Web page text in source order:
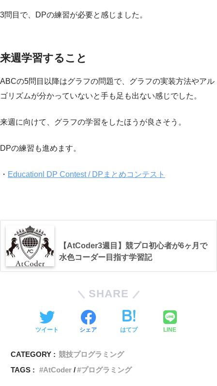
3問目で、DPの練習が必要と感じました。
来週学習すること
ABCの5問目以降はグラフの問題で、グラフの実装方法やアル
ゴリズムが分かっていないと手も足も出ない感じでした。
来週に向けて、グラフの学習をしたほうが良さそう。
DPの練習も進めます。
・ Educationl DP Contest / DPまとめコンテスト
【AtCoder3週目】競プロ初心者が6ヶ月で
水色コーダー目指す学習記
SHARE
ツイート シェア はてブ LINE
CATEGORY : 競技プログラミング
TAGS :
AtCoder プログラミング